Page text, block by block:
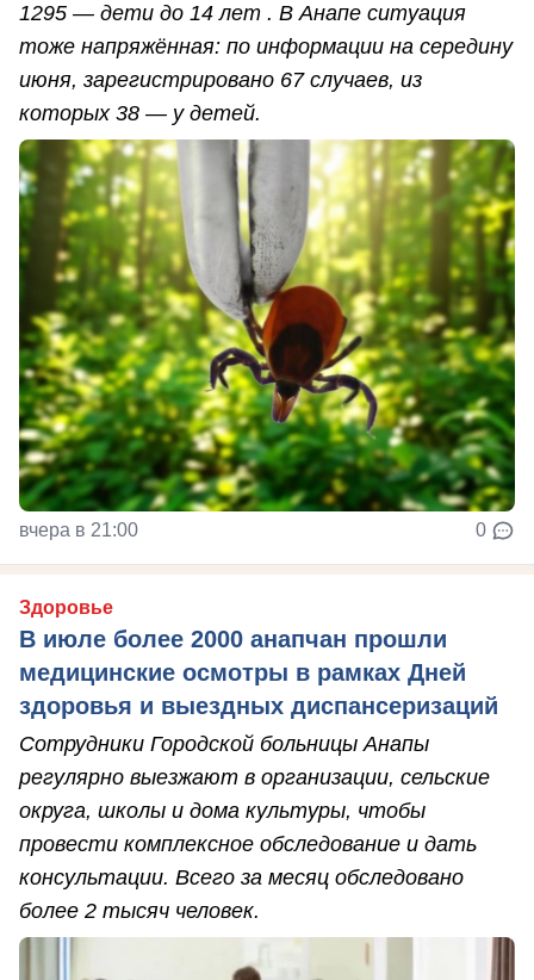
1295 — дети до 14 лет . В Анапе ситуация
тоже напряжённая: по информации на середину
июня, зарегистрировано 67 случаев, из
которых 38 — у детей.
вчера в 21:00 0
Здоровье
В июле более 2000 анапчан прошли
медицинские осмотры в рамках Дней
здоровья и выездных диспансеризаций
Сотрудники Городской больницы Анапы
регулярно выезжают в организации, сельские
округа, школы и дома культуры, чтобы
провести комплексное обследование и дать
консультации. Всего за месяц обследовано
более 2 тысяч человек.